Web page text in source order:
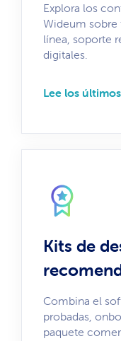
Explora los
Wideum sobre
línea, soporte
digitales.
Lee los
Kits de
Combina el
probadas,
paquete